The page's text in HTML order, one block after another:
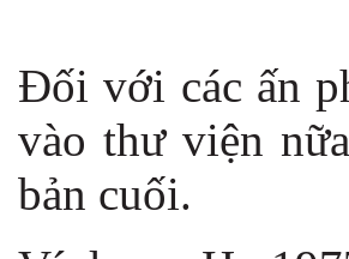
Đối với các ấn
vào thư viện
bản cuối.